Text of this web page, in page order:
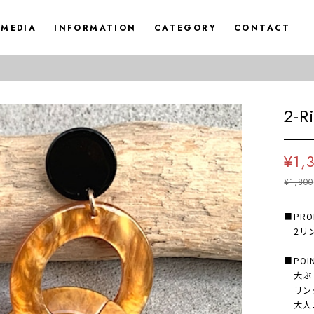
MEDIA INFORMATION CATEGORY CONTACT
2-
¥1,800
2リ
大ぶ
リン
大人